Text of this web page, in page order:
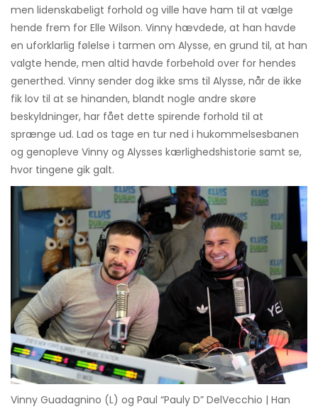
men lidenskabeligt forhold og ville have ham til at vælge
hende frem for Elle Wilson. Vinny hævdede, at han havde
en uforklarlig følelse i tarmen om Alysse, en grund til, at han
valgte hende, men altid havde forbehold over for hendes
generthed. Vinny sender dog ikke sms til Alysse, når de ikke
fik lov til at se hinanden, blandt nogle andre skøre
beskyldninger, har fået dette spirende forhold til at
sprænge ud. Lad os tage en tur ned i hukommelsesbanen
og genopleve Vinny og Alysses kærlighedshistorie samt se,
hvor tingene gik galt.
Vinny Guadagnino (L) og Paul “Pauly D” DelVecchio | Han